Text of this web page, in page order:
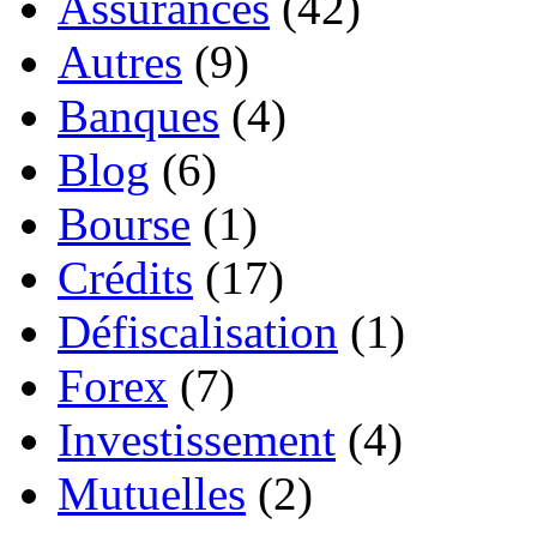
Autres (9)
Banques (4)
Blog (6)
Bourse (1)
Crédits (17)
Défiscalisation (1)
Forex (7)
Investissement (4)
Mutuelles (2)